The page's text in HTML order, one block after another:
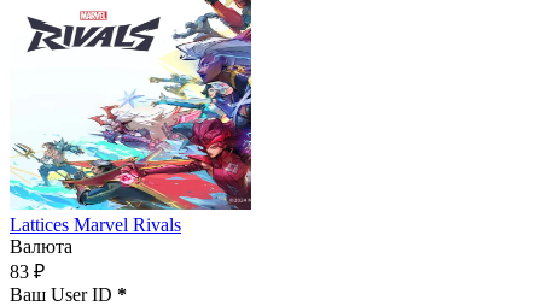
Lattices Marvel Rivals
Валюта
83 ₽
Ваш User ID *